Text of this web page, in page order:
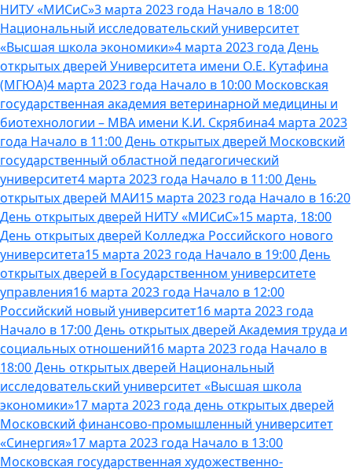
НИТУ «МИСиС»3 марта 2023 года Начало в 18:00
Национальный исследовательский университет
«Высшая школа экономики»4 марта 2023 года День
открытых дверей Университета имени О.Е. Кутафина
(МГЮА)4 марта 2023 года Начало в 10:00 Московская
государственная академия ветеринарной медицины и
биотехнологии – МВА имени К.И. Скрябина4 марта 2023
года Начало в 11:00 День открытых дверей Московский
государственный областной педагогический
университет4 марта 2023 года Начало в 11:00 День
открытых дверей МАИ15 марта 2023 года Начало в 16:20
День открытых дверей НИТУ «МИСиС»15 марта, 18:00
День открытых дверей Колледжа Российского нового
университета15 марта 2023 года Начало в 19:00 День
открытых дверей в Государственном университете
управления16 марта 2023 года Начало в 12:00
Российский новый университет16 марта 2023 года
Начало в 17:00 День открытых дверей Академия труда и
социальных отношений16 марта 2023 года Начало в
18:00 День открытых дверей Национальный
исследовательский университет «Высшая школа
экономики»17 марта 2023 года день открытых дверей
Московский финансово-промышленный университет
«Синергия»17 марта 2023 года Начало в 13:00
Московская государственная художественно-